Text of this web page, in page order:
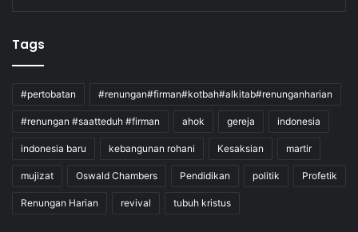
Tags
#pertobatan #renungan#firman#kotbah#alkitab#renunganharian
#renungan #saatteduh #firman ahok gereja indonesia
indonesia baru kebangunan rohani Kesaksian martir
mujizat Oswald Chambers Pendidikan politik Profetik
Renungan Harian revival tubuh kristus